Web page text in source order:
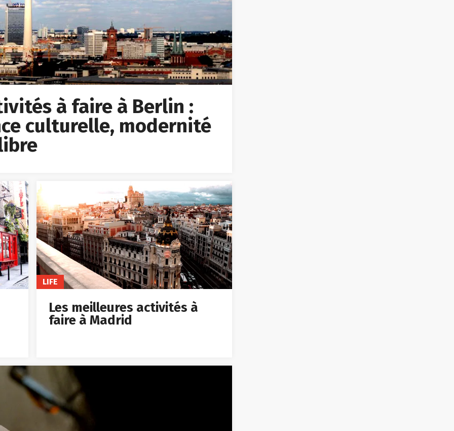
à faire à Berlin :
culturelle, modernité
LIFE
Les meilleures activités à
faire à Madrid